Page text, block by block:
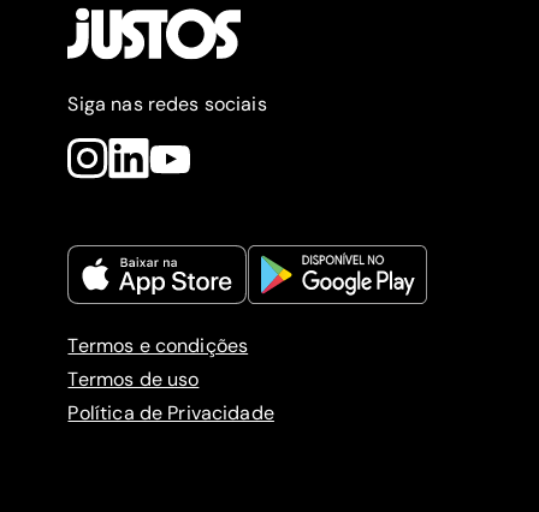
Siga nas redes sociais
Termos e condições
Termos de uso
Política de Privacidade